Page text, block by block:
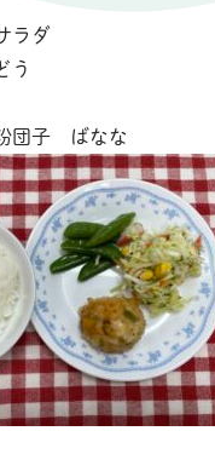
ラダ
う
団子 ばなな